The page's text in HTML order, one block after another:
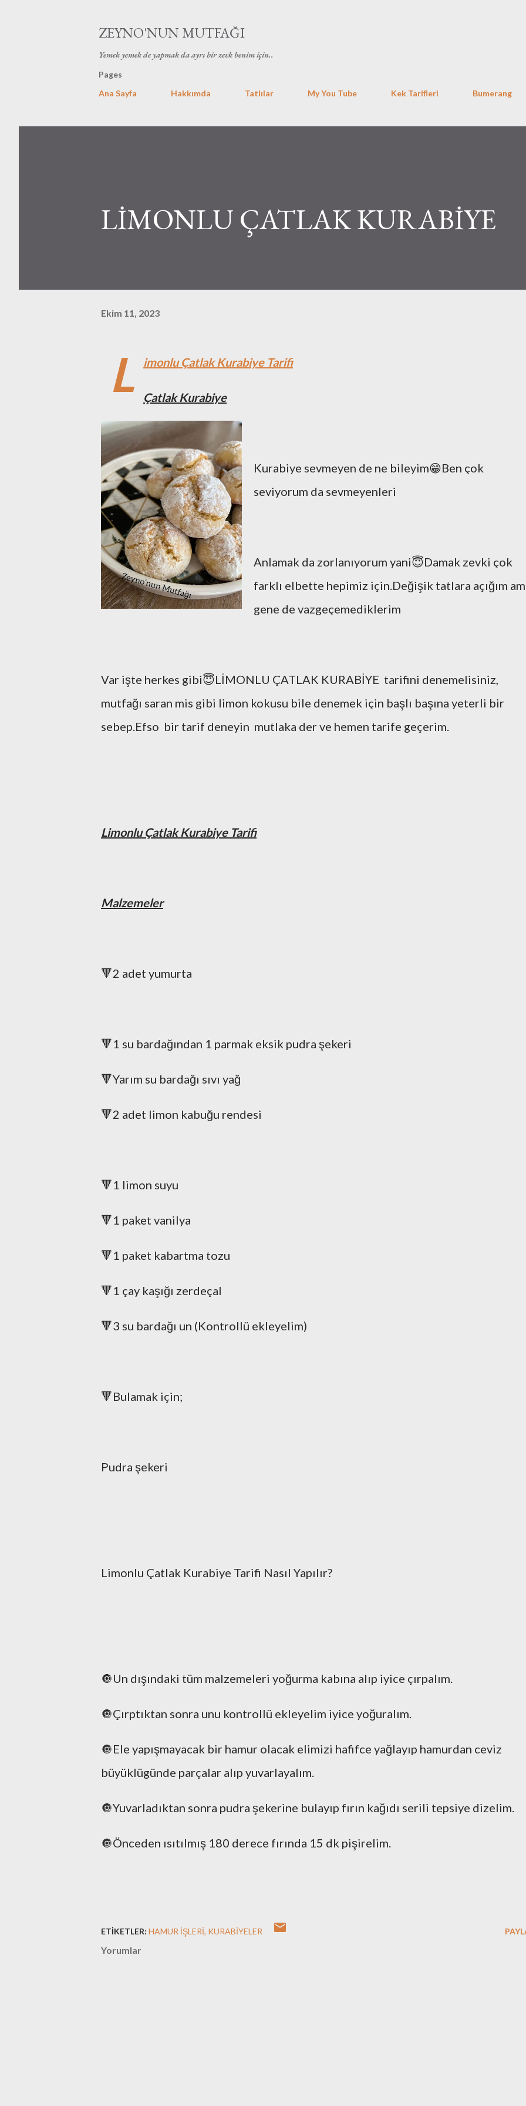
ZEYNO'NUN MUTFAĞI
Yemek yemek de yapmak da ayrı bir zevk benim için..
Pages
Ana Sayfa
Hakkımda Tatlılar My You Tube Kek Tarifleri Bumerang
LİMONLU ÇATLAK KURABİYE
Ekim 11, 2023
L imonlu Çatlak Kurabiye Tarifi
Çatlak Kurabiye
Kurabiye sevmeyen de ne bileyim😁Ben çok
seviyorum da sevmeyenleri
Anlamak da zorlanıyorum yani😇Damak zevki çok
farklı elbette hepimiz için.Değişik tatlara açığım
gene de vazgeçemediklerim
Var işte herkes gibi😇LİMONLU ÇATLAK KURABİYE tarifini denemelisiniz,
mutfağı saran mis gibi limon kokusu bile denemek için başlı başına yeterli bir
sebep.Efso bir tarif deneyin mutlaka der ve hemen tarife geçerim.
Limonlu Çatlak Kurabiye Tarifi
Malzemeler
🔻2 adet yumurta
🔻1 su bardağından 1 parmak eksik pudra şekeri
🔻Yarım su bardağı sıvı yağ
🔻2 adet limon kabuğu rendesi
🔻1 limon suyu
🔻1 paket vanilya
🔻1 paket kabartma tozu
🔻1 çay kaşığı zerdeçal
🔻3 su bardağı un (Kontrollü ekleyelim)
🔻Bulamak için;
Pudra şekeri
Limonlu Çatlak Kurabiye Tarifi Nasıl Yapılır?
🔘Un dışındaki tüm malzemeleri yoğurma kabına alıp iyice çırpalım.
🔘Çırptıktan sonra unu kontrollü ekleyelim iyice yoğuralım.
🔘Ele yapışmayacak bir hamur olacak elimizi hafifce yağlayıp hamurdan ceviz
büyüklügünde parçalar alıp yuvarlayalım.
🔘Yuvarladıktan sonra pudra şekerine bulayıp fırın kağıdı serili tepsiye dizelim.
🔘Önceden ısıtılmış 180 derece fırında 15 dk pişirelim.
ETIKETLER: HAMUR IŞLERI KURABIYELER
Yorumlar